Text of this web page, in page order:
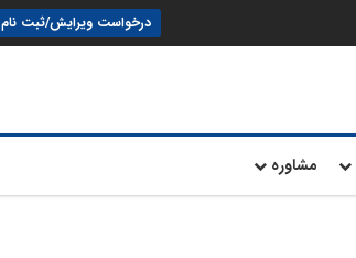
درخواست ویرایش/ثبت نام
مشاوره